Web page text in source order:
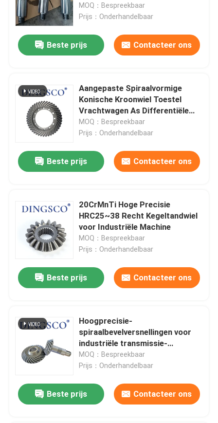
Over Ons
Fabriekstour
Neem contact met ons op
Nieuws
Gevallen
Vraag een offerte
Industriële tandwielen op maat
CNC-machineversnellingen
Robotversnelling
Hypoïde uitrusting
MOQ：Bespreekbaar
Prijs：Onderhandelbaar
Beste prijs Contacteer ons
Aangepaste Spiraalvormige
Konische Kroonwiel Toestel
Vrachtwagen As Differentiële
Konische Tandwieloem Service
MOQ：Bespreekbaar
Prijs：Onderhandelbaar
Beste prijs Contacteer ons
20CrMnTi Hoge Precisie
HRC25~38 Recht Kegeltandwiel
voor Industriële Machine
MOQ：Bespreekbaar
Prijs：Onderhandelbaar
Beste prijs Contacteer ons
Hoogprecisie-
spiraalbevelversnellingen voor
industriële transmissie-
onderdelen met hoge snelheid in
China
MOQ：Bespreekbaar
Prijs：Onderhandelbaar
Beste prijs Contacteer ons